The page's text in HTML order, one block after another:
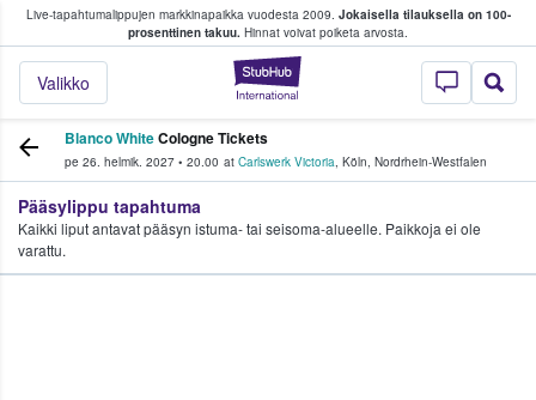
Live-tapahtumalippujen markkinapaikka vuodesta 2009. Jokaisella tilauksella on 100-
prosenttinen takuu. Hinnat voivat poiketa arvosta.
StubHub -
Valikko
fanit ostavat ja myyvät lippuja
Blanco WhiteCologne Tickets
pe 26. helmik. 2027 • 20.00 at Carlswerk Victoria, Köln, Nordrhein-Westfalen
Pääsylippu tapahtuma
Kaikki liput antavat pääsyn istuma- tai seisoma-alueelle. Paikkoja ei ole
varattu.